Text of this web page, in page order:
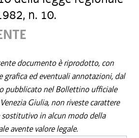
n. 10.
documento è riprodotto, con
grafica ed eventuali annotazioni, dal
pubblicato nel Bollettino ufficiale
Giulia, non riveste carattere
in alcun modo della
avente valore legale.